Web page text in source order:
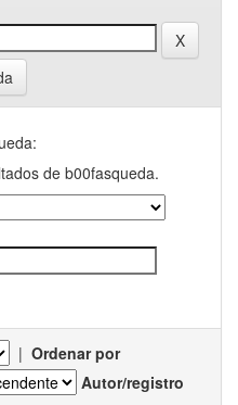
de b00fasqueda.
| Ordenar por
Autor/registro